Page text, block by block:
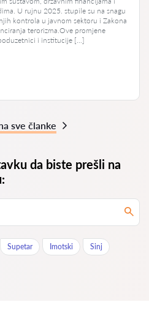
U rujnu 2025. stupile su na snagu
kontrola u javnom sektoru i Zakona
terorizma.Ove promjene
i institucije […]
sve članke
da biste prešli na
Supetar Imotski Sinj